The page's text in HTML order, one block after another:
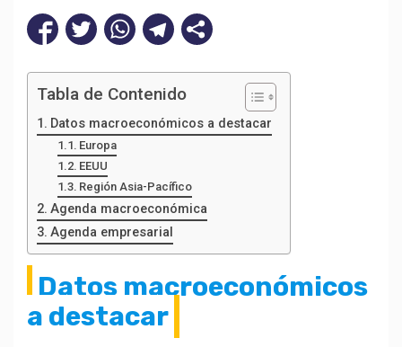
Tabla de Contenido
Datos macroeconómicos a destacar
Europa
EEUU
Región Asia-Pacífico
Agenda macroeconómica
Agenda empresarial
Datos macroeconómicos
a destacar